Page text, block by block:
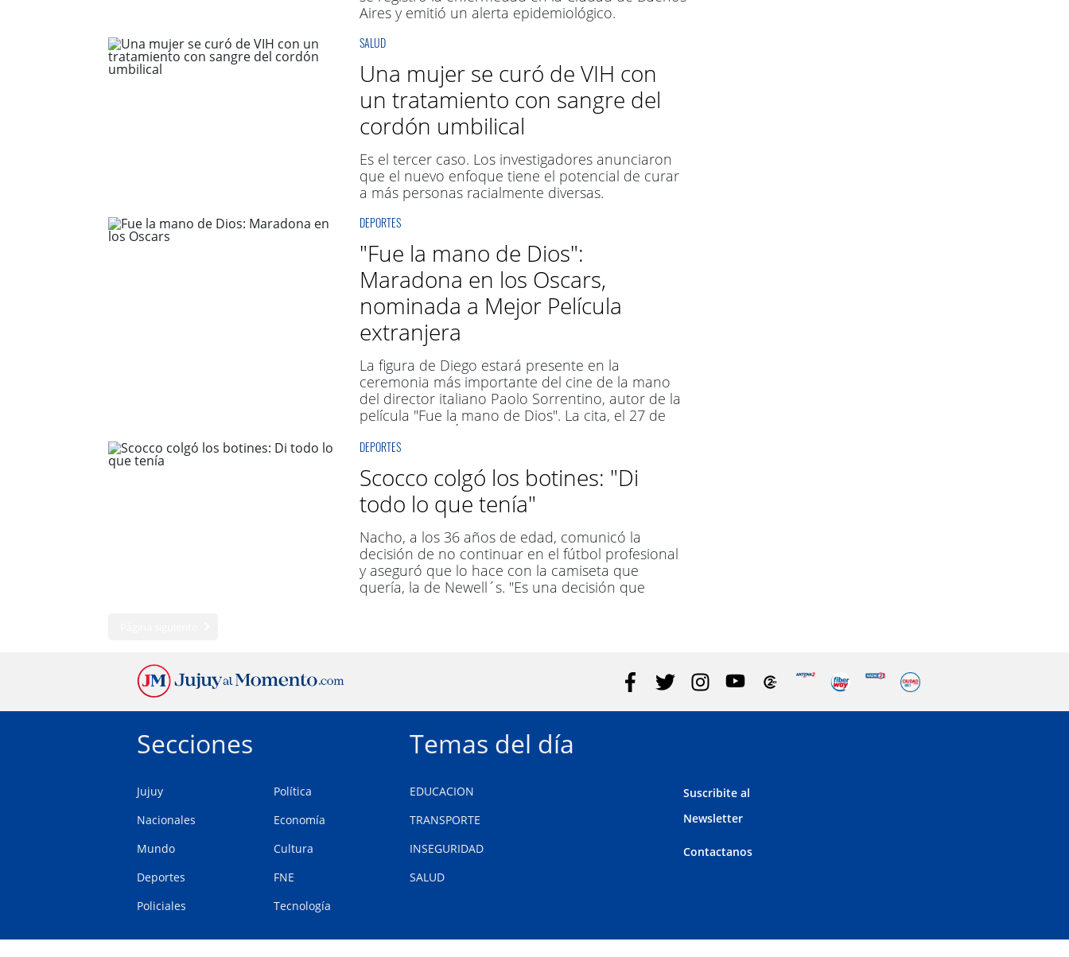
Aires y emitió un alerta epidemiológico.
SALUD
Una mujer se curó de VIH con
un tratamiento con sangre del
cordón umbilical
Es el tercer caso. Los investigadores anunciaron
que el nuevo enfoque tiene el potencial de curar
a más personas racialmente diversas.
DEPORTES
"Fue la mano de Dios":
Maradona en los Oscars,
nominada a Mejor Película
extranjera
La figura de Diego estará presente en la
ceremonia más importante del cine de la mano
del director italiano Paolo Sorrentino, autor de la
película "Fue la mano de Dios". La cita, el 27 de
marzo en Los Ángeles.
DEPORTES
Scocco colgó los botines: "Di
todo lo que tenía"
Nacho, a los 36 años de edad, comunicó la
decisión de no continuar en el fútbol profesional
y aseguró que lo hace con la camiseta que
quería, la de Newell´s. "Es una decisión que
Secciones
Jujuy
Nacionales
Mundo
Deportes
Policiales
Política
Economía
Cultura
FNE
Tecnología
Temas del día
EDUCACION
TRANSPORTE
INSEGURIDAD
SALUD
Suscribite al
Newsletter
Contactanos